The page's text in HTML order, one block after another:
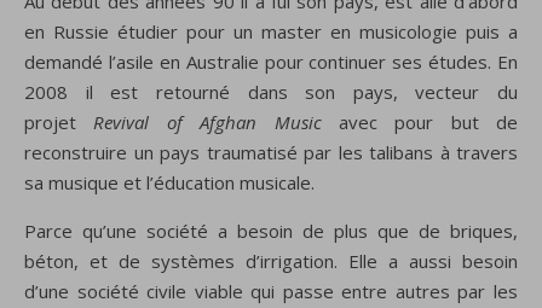
en Russie étudier pour un master en musicologie puis a
demandé l’asile en Australie pour continuer ses études. En
2008 il est retourné dans son pays, vecteur du
projetRevival of Afghan Music avec pour but de
reconstruire un pays traumatisé par les talibans à travers
sa musique et l’éducation musicale.
Parce qu’une société a besoin de plus que de briques,
béton, et de systèmes d’irrigation. Elle a aussi besoin
d’une société civile viable qui passe entre autres par les